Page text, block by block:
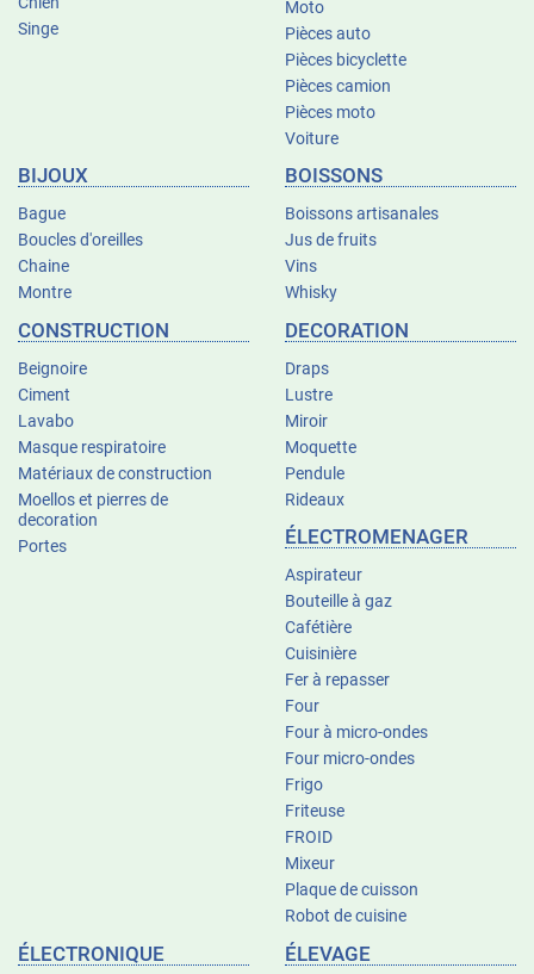
Singe
Moto
Pièces auto
Pièces bicyclette
Pièces camion
Pièces moto
Voiture
BIJOUX
Bague
Boucles d'oreilles
Chaine
Montre
BOISSONS
Boissons artisanales
Jus de fruits
Vins
Whisky
CONSTRUCTION
Beignoire
Ciment
Lavabo
Masque respiratoire
Matériaux de construction
Moellos et pierres de
decoration
Portes
DECORATION
Draps
Lustre
Miroir
Moquette
Pendule
Rideaux
ÉLECTROMENAGER
Aspirateur
Bouteille à gaz
Cafétière
Cuisinière
Fer à repasser
Four
Four à micro-ondes
Four micro-ondes
Frigo
Friteuse
FROID
Mixeur
Plaque de cuisson
Robot de cuisine
ÉLECTRONIQUE ÉLEVAGE